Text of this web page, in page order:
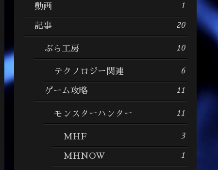
動画 1
記事 20
ぶら工房 10
テクノロジー関連 6
ゲーム攻略 11
モンスターハンター 11
MHF 3
MHNOW 1